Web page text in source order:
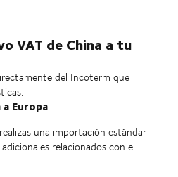
VAT de China a tu
del Incoterm que
Europa
una importación estándar
relacionados con el